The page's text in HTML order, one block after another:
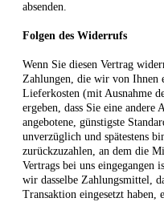
absenden.
Folgen des Widerrufs
Wenn Sie diesen Vertrag
Zahlungen, die wir von Ihnen
Lieferkosten (mit Ausnahme
ergeben, dass Sie eine
angebotene, günstigste
unverzüglich und spätestens
zurückzuzahlen, an dem die
Vertrags bei uns eingegangen
wir dasselbe Zahlungsmittel,
Transaktion eingesetzt haben,